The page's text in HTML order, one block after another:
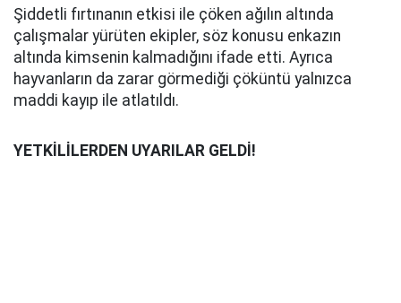
Şiddetli fırtınanın etkisi ile çöken ağılın altında
çalışmalar yürüten ekipler, söz konusu enkazın
altında kimsenin kalmadığını ifade etti. Ayrıca
hayvanların da zarar görmediği çöküntü yalnızca
maddi kayıp ile atlatıldı.
YETKİLİLERDEN UYARILAR GELDİ!